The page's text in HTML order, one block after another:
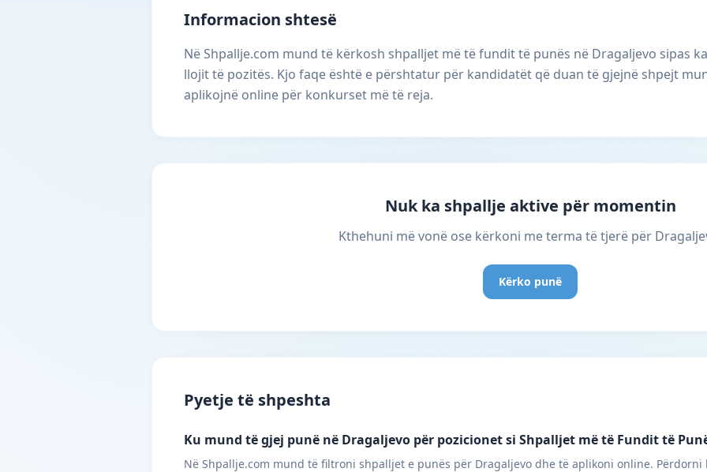
Informacion shtesë
Në Shpallje.com mund të kërkosh shpalljet më të fundit të punës në Dragaljevo sipas
llojit të pozitës. Kjo faqe është e përshtatur për kandidatët që duan të gjejnë shpejt
aplikojnë online për konkurset më të reja.
Nuk ka shpallje aktive për momentin
Kthehuni më vonë ose kërkoni me terma të tjerë për
Kërko punë
Pyetje të shpeshta
Ku mund të gjej punë në Dragaljevo për pozicionet si Shpalljet më të Fundit të
Në Shpallje.com mund të filtroni shpalljet e punës për Dragaljevo dhe të aplikoni online. Përdorni